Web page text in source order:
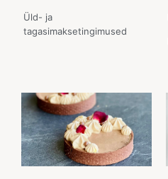
Üld- ja
tagasimaksetingimused